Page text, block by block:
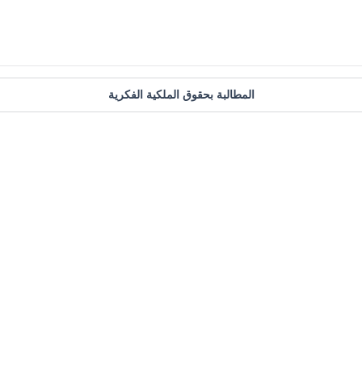
المطالبة بحقوق الملكية الفكرية